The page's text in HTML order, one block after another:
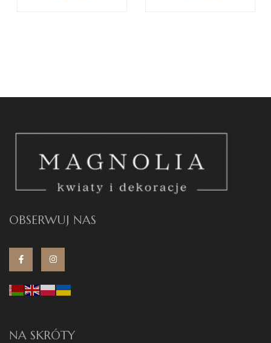
OBSERWUJ NAS
NA SKRÓTY